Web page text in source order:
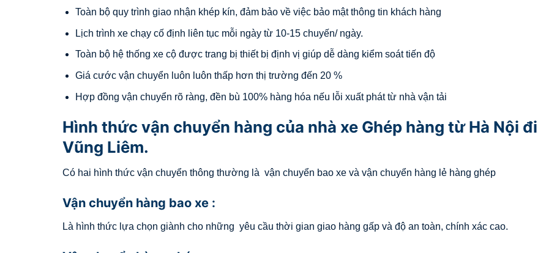
Toàn bộ quy trình giao nhận khép kín, đảm bảo về việc bảo mật thông tin khách hàng
Lịch trình xe chạy cố định liên tục mỗi ngày từ 10-15 chuyến/ ngày.
Toàn bộ hệ thống xe cộ được trang bị thiết bị định vị giúp dễ dàng kiểm soát tiến độ
Giá cước vận chuyển luôn luôn thấp hơn thị trường đến 20 %
Hợp đồng vận chuyển rõ ràng, đền bù 100% hàng hóa nếu lỗi xuất phát từ nhà vận tải
Hình thức vận chuyển hàng của nhà xe Ghép hàng từ Hà Nội đi
Vũng Liêm.
Có hai hình thức vận chuyển thông thường là vận chuyển bao xe và vận chuyển hàng lẻ hàng ghép
Vận chuyển hàng bao xe :
Là hình thức lựa chọn giành cho những yêu cầu thời gian giao hàng gấp và độ an toàn, chính xác cao.